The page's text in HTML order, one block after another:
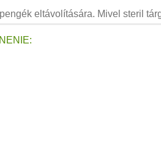
eltávolítására. Mivel steril